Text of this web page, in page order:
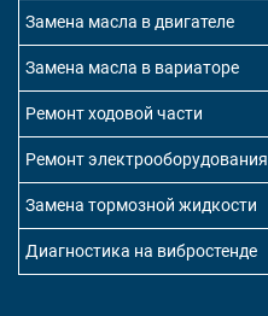
Замена масла в двигателе
Замена масла в вариаторе
Ремонт ходовой части
Ремонт электрооборудования
Замена тормозной жидкости
Диагностика на вибростенде